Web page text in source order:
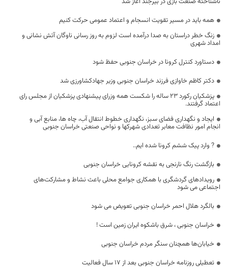
همه باید در مسیر تقویت انسجام و اعتماد عمومی حرکت کنیم
زنگ خطر دراستان به صدا درآمده است لزوم به روز رسانی ناوگان آتش نشانی و
امداد شهری
دستاورد کنترل کرونا در خراسان جنوبی حفظ شود
دکتر کاظم خاوازی فرزند خراسان جنوبی وزیر جهادکشاورزی شد
پزشکیان رکورد 23 ساله را شکست همه وزرای پیشنهادی پزشکیان از مجلس رای
اعتماد گرفتند.
ایجاد و نگهداری فضای سبز، نگهداری خطوط انتقال آب، چاه ها، منابع آبی و
انجام امور نظافت معابر تعدادی شهرکها و نواحی صنعتی خراسان جنوبی
? وارد پیک ششم کرونا شده ایم..
بازگشت رنگ نارنجی به نقشه کرونایی خراسان جنوبی
رویدادهای گردشگری با همکاری جوامع محلی باعث نشاط و مشارکت‌های
اجتماعی می شود
بالگرد هلال احمر خراسان جنوبی تعویض می شود
خراسان جنوبی ، شرق باشکوه ایران زمین است !
خیابان‌ها همچنان سنگر مردم خراسان جنوبی
تعطیلی روزنامه خراسان جنوبی بعد از 17 سال فعالیت